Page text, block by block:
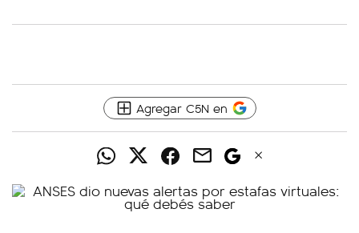
Agregar C5N en